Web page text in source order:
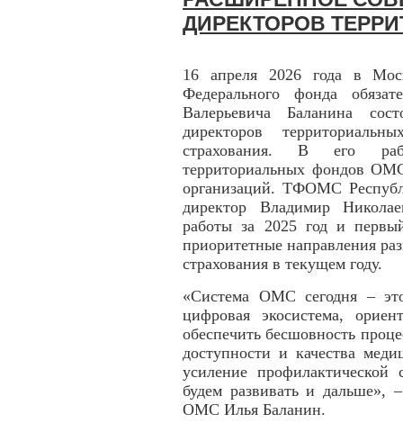
ДИРЕКТОРОВ
16 апреля 2026 года в
Федерального фонда
Валерьевича Баланина
директоров
страхования. В его
территориальных фондов
организаций. ТФОМС
директор Владимир
работы за 2025 год и
приоритетные направления
страхования в текущем году.
«Система ОМС сегодня –
цифровая экосистема,
обеспечить бесшовность
доступности и качества
усиление
будем развивать и дальше»,
ОМС Илья Баланин.